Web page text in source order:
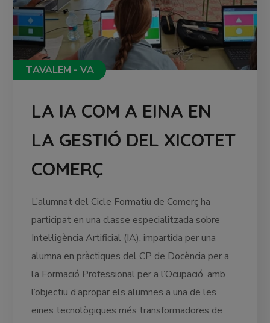
TAVALEM - VA
LA IA COM A EINA EN
LA GESTIÓ DEL XICOTET
COMERÇ
L’alumnat del Cicle Formatiu de Comerç ha
participat en una classe especialitzada sobre
Intel·ligència Artificial (IA), impartida per una
alumna en pràctiques del CP de Docència per a
la Formació Professional per a l’Ocupació, amb
l’objectiu d’apropar els alumnes a una de les
eines tecnològiques més transformadores de